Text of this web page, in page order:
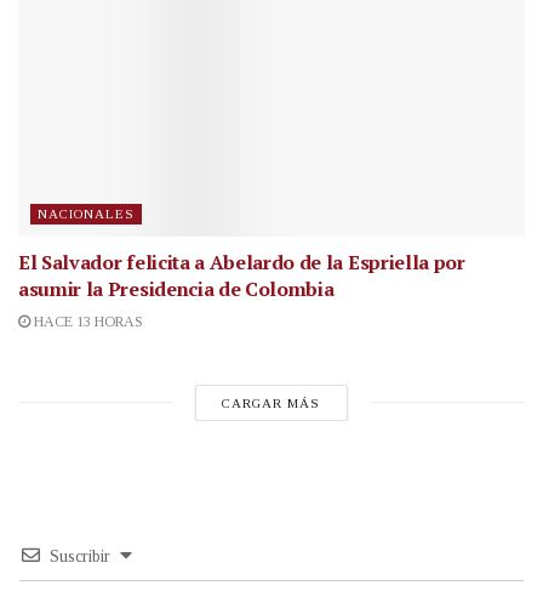
NACIONALES
El Salvador felicita a Abelardo de la Espriella por
asumir la Presidencia de Colombia
HACE 13 HORAS
CARGAR MÁS
Suscribir